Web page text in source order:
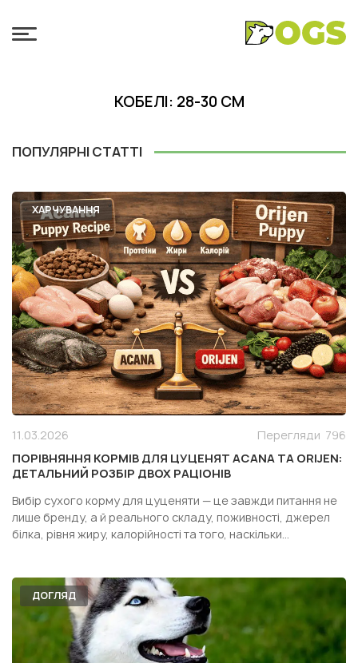
КОБЕЛІ: 28-30 СМ
ПОПУЛЯРНІ СТАТТІ
ХАРЧУВАННЯ
11.03.2026 Перегляди 796
ПОРІВНЯННЯ КОРМІВ ДЛЯ ЦУЦЕНЯТ ACANA ТА ORIJEN:
ДЕТАЛЬНИЙ РОЗБІР ДВОХ РАЦІОНІВ
Вибір сухого корму для цуценяти — це завжди питання не
лише бренду, а й реального складу, поживності, джерел
білка, рівня жиру, калорійності та того, наскільки
одного сегмента — Acana Puppy Recipe і Orijen Pupp...
ДОГЛЯД